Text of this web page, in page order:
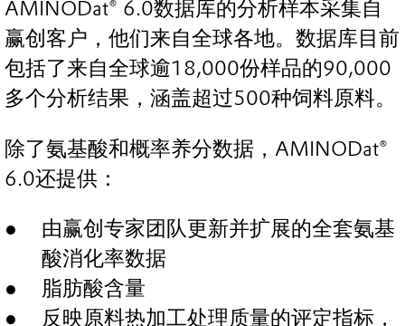
AMINODat® 6.0数据库的分析样本采集自
赢创客户，他们来自全球各地。数据库目前
包括了来自全球逾18,000份样品的90,000
多个分析结果，涵盖超过500种饲料原料。
除了氨基酸和概率养分数据，AMINODat®
6.0还提供：
由赢创专家团队更新并扩展的全套氨基
酸消化率数据
脂肪酸含量
反映原料热加工处理质量的评定指标，